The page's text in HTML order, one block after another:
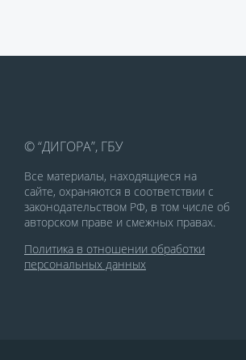
© “ДИГОРА”, ГБУ
Все материалы, находящиеся на
сайте, охраняются в соответствии с
законодательством РФ, в том числе об
авторском праве и смежных правах.
Политика в отношении обработки
персональных данных